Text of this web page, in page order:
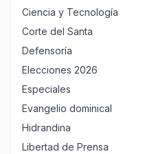
Ciencia y Tecnología
Corte del Santa
Defensoría
Elecciones 2026
Especiales
Evangelio dominical
Hidrandina
Libertad de Prensa